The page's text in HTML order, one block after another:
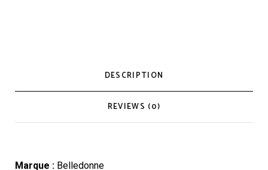
DESCRIPTION
REVIEWS (0)
Marque : Belledonne